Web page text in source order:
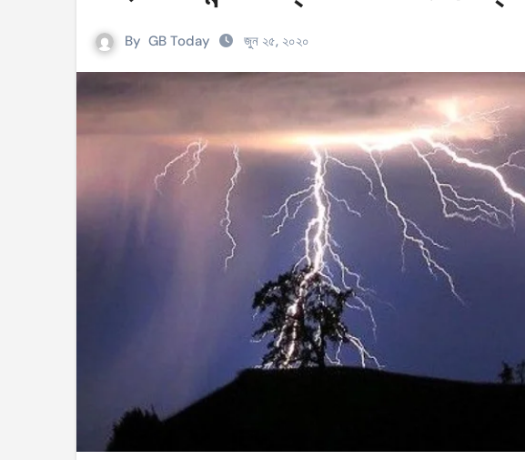
সহিংসতার ঘটনায় ঝিনাইগাতীর ইউএনও এবং ওসি প্রত্যাহার
টেংরাটিলা গ্যাসক্ষেত্রে বিস্ফোরণ: ৪২ মিলিয়ন ডলার ক্ষতিপূরণ পাচ্ছে বাংলাদেশ
শিক্ষকদের বাড়তি বেতন সুবিধার নতুন প্রজ্ঞাপন জারি
আইসিসি নারী টি–টুয়েন্টি বিশ্বকাপের টিকেট পেল বাংলাদেশ
মণিপুরে কুকি এবং নাগা জনগোষ্ঠীর মধ্যে উত্তেজনা! আগুনে পুড়ল বেশ কিছু বাড়ি
বেবিচক ভাগ করে রেগুলেটর ও অপারেটর নামে দুটি সংস্থা হচ্ছে
ইরানের বিরুদ্ধে আকাশসীমা ব্যবহার করতে দেবে না সৌদি আরব
পশ্চিমবঙ্গে ভোটের আগে সংখ্যালঘু ভোট নিয়ে সজাগ
‘হ্যাঁ’ জিতলে খুলবে সংস্কারের পথ, কী কী বদল আসবে
By GB Today জুন ২৫, ২০২০